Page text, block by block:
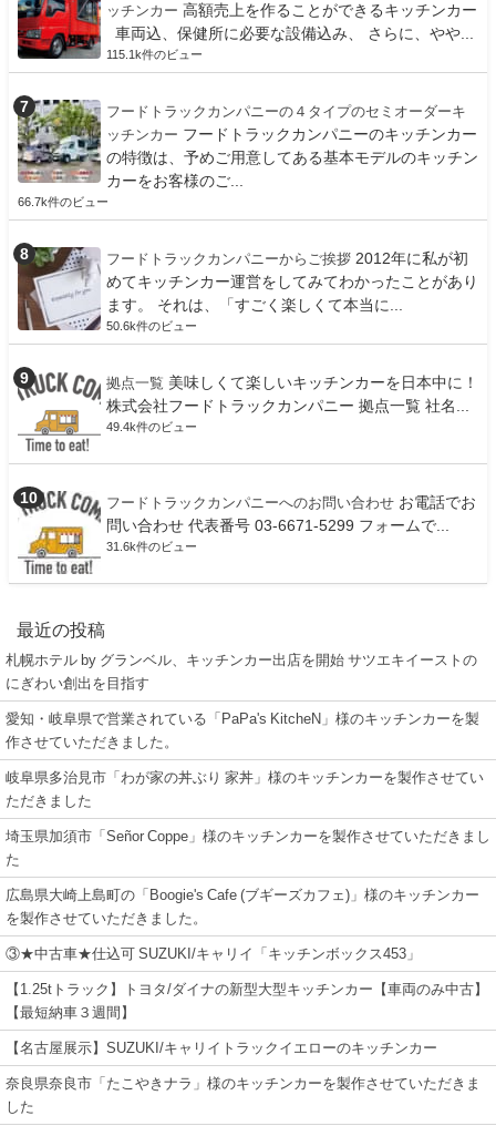
ッチンカー 高額売上を作ることができるキッチンカー
車両込、保健所に必要な設備込み、 さらに、やや...
115.1k件のビュー
フードトラックカンパニーの４タイプのセミオーダーキ
ッチンカー フードトラックカンパニーのキッチンカー
の特徴は、予めご用意してある基本モデルのキッチン
カーをお客様のご...
66.7k件のビュー
フードトラックカンパニーからご挨拶 2012年に私が初
めてキッチンカー運営をしてみてわかったことがあり
ます。 それは、「すごく楽しくて本当に...
50.6k件のビュー
拠点一覧 美味しくて楽しいキッチンカーを日本中に！
株式会社フードトラックカンパニー 拠点一覧 社名...
49.4k件のビュー
フードトラックカンパニーへのお問い合わせ お電話でお
問い合わせ 代表番号 03-6671-5299 フォームで...
31.6k件のビュー
最近の投稿
札幌ホテル by グランベル、キッチンカー出店を開始 サツエキイーストの
にぎわい創出を目指す
愛知・岐阜県で営業されている「PaPa's KitcheN」様のキッチンカーを製
作させていただきました。
岐阜県多治見市「わが家の丼ぶり 家丼」様のキッチンカーを製作させてい
ただきました
埼玉県加須市「Señor Coppe」様のキッチンカーを製作させていただきまし
た
広島県大崎上島町の「Boogie's Cafe (ブギーズカフェ)」様のキッチンカー
を製作させていただきました。
③★中古車★仕込可 SUZUKI/キャリイ「キッチンボックス453」
【1.25tトラック】トヨタ/ダイナの新型大型キッチンカー【車両のみ中古】
【最短納車３週間】
【名古屋展示】SUZUKI/キャリイトラックイエローのキッチンカー
奈良県奈良市「たこやきナラ」様のキッチンカーを製作させていただきま
した